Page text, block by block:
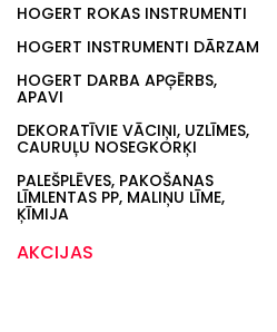
HOGERT ROKAS INSTRUMENTI
HOGERT INSTRUMENTI DĀRZAM
HOGERT DARBA APĢĒRBS,
APAVI
DEKORATĪVIE VĀCIŅI, UZLĪMES,
CAURUĻU NOSEGKORĶI
PALEŠPLĒVES, PAKOŠANAS
LĪMLENTAS PP, MALIŅU LĪME,
ĶĪMIJA
AKCIJAS